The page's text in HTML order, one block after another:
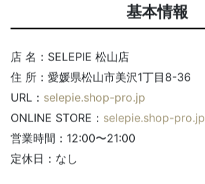
基本情報
店 名：SELEPIE 松山店
住 所：愛媛県松山市美沢1丁目8-36
URL： selepie.shop-pro.jp
ONLINE STORE： selepie.shop-pro.jp
営業時間：12:00〜21:00
定休日：なし